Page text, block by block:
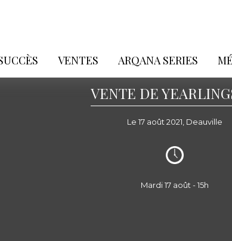
VENTES ARQANA SERIES
VENTE DE
Le 17 août 2021, Deauville
Mardi 17 août - 15h